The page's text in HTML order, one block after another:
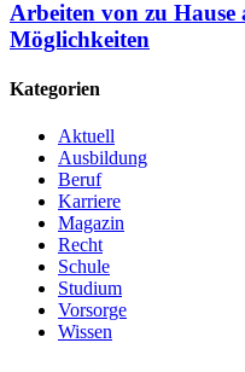
Arbeiten von zu Hause
Möglichkeiten
Kategorien
Aktuell
Ausbildung
Beruf
Karriere
Magazin
Recht
Schule
Studium
Vorsorge
Wissen